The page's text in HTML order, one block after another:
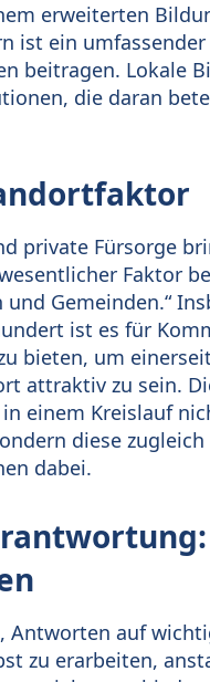
erweiterten
ist ein
beitragen. Lokale
die daran
private Fürsorge
Faktor
Gemeinden.“
ist es für
bieten, um
attraktiv zu sein.
einem Kreislauf
diese
dabei.
auf
zu erarbeiten,